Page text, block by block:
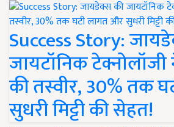
Success Story:
जायटॉनिक
की तस्वीर, 30% तक
सुधरी मिट्टी की सेहत!